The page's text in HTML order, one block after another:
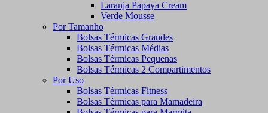
Laranja Papaya Cream
Verde Mousse
Por Tamanho
Bolsas Térmicas Grandes
Bolsas Térmicas Médias
Bolsas Térmicas Pequenas
Bolsas Térmicas 2 Compartimentos
Por Uso
Bolsas Térmicas Fitness
Bolsas Térmicas para Mamadeira